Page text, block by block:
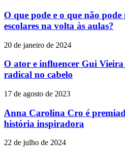
O que pode e o que não
escolares na volta às aulas?
20 de janeiro de 2024
O ator e influencer Gui
radical no cabelo
17 de agosto de 2023
Anna Carolina Cro é
história inspiradora
22 de julho de 2024